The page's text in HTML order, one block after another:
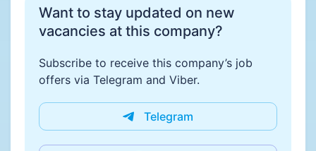
Want to stay updated on new
vacancies at this company?
Subscribe to receive this company’s job
offers via Telegram and Viber.
Telegram